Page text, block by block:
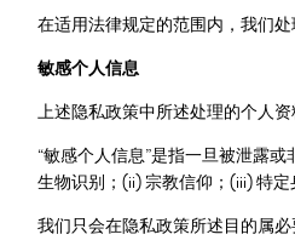
在适用法律规定的范围内，我们
敏感个人信息
上述隐私政策中所述处理的个人资
“敏感个人信息”是指一旦被泄露
生物识别；(ii) 宗教信仰；(iii) 特
我们只会在隐私政策所述目的属